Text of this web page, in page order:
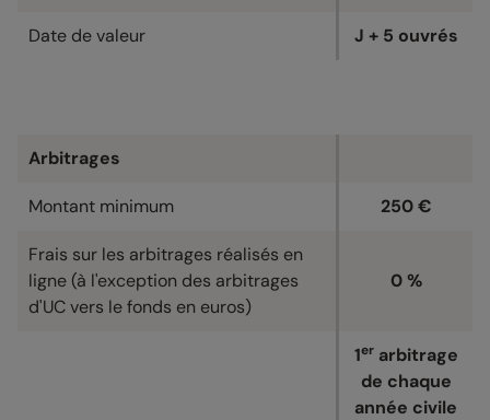
Date de valeur J + 5 ouvrés
Arbitrages
Montant minimum 250 €
Frais sur les arbitrages réalisés en
ligne (à l'exception des arbitrages
d'UC vers le fonds en euros)
0 %
1erarbitrage
de chaque
année civile